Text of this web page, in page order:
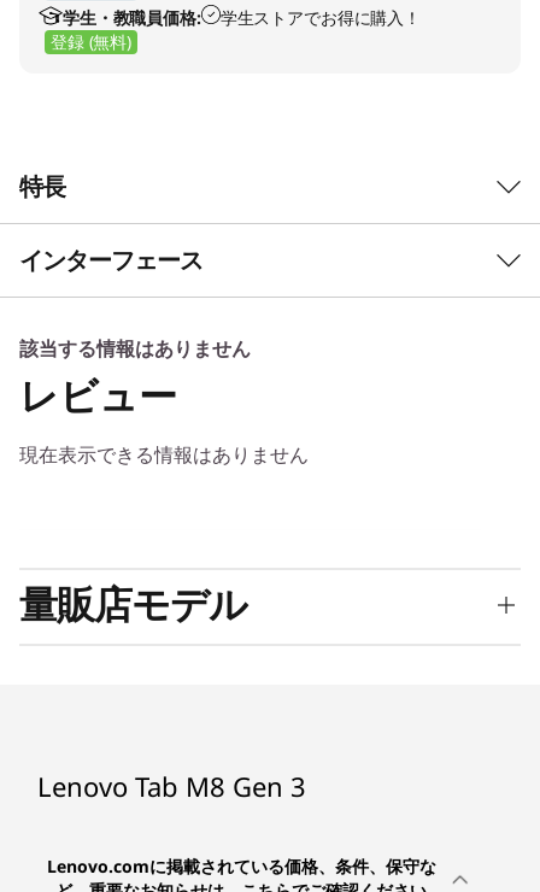
学生・教職員価格:
学生ストアでお得に購入！
登録 (無料)
特長
今すぐ視聴
8.0型IPS液晶で写真も動画も美しく、質量約
305g、厚さ約8.15mmと片手でも持ちやすいスリ
インターフェース
電源ボタン
該当する情報はありません
レビュー
現在表示できる情報はありません
量販店モデル
Lenovo Tab M8 Gen 3
Lenovo.comに掲載されている価格、条件、保守な